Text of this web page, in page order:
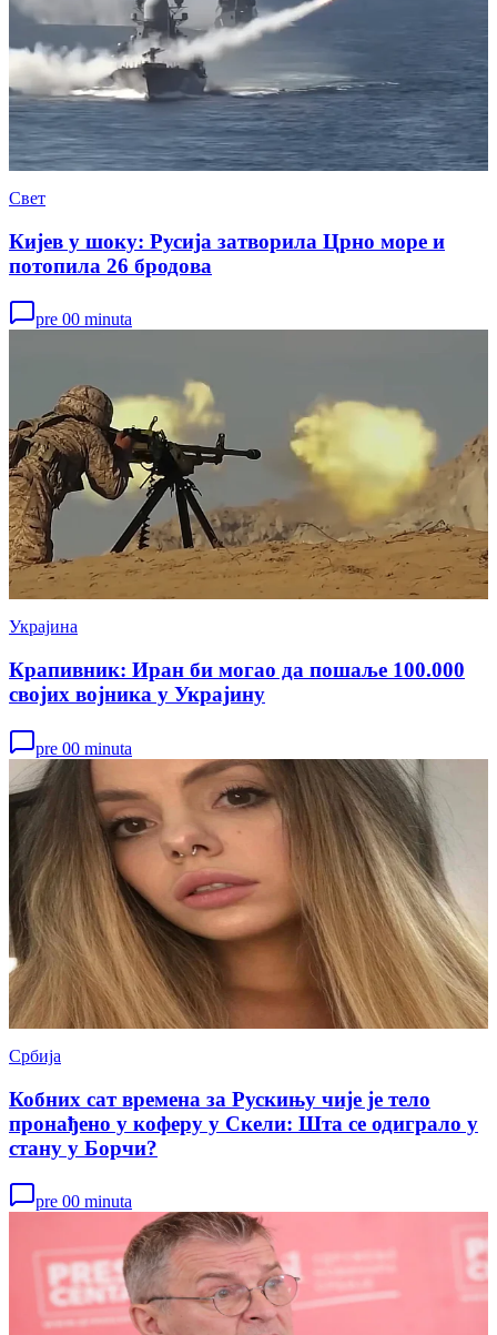
Свет
Кијев у шоку: Русија затворила Црно море и
потопила 26 бродова
pre 00 minuta
Украјина
Крапивник: Иран би могао да пошаље 100.000
својих војника у Украјину
pre 00 minuta
Србија
Кобних сат времена за Рускињу чије је тело
пронађено у коферу у Скели: Шта се одиграло у
стану у Борчи?
pre 00 minuta